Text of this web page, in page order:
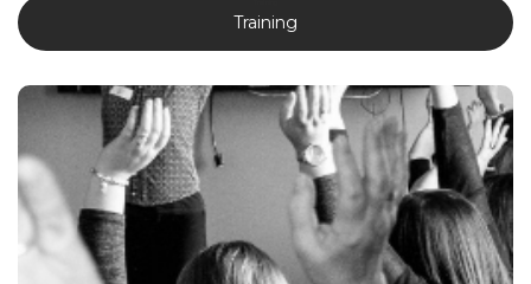
Training
Aan de hand van (digitale) workshops en trainingen, e-learning
en (blended) learning journeys gaan we dieper in op één of
meerdere thema’s met behulp van theoretische en
wetenschappelijke inzichten, praktijkvoorbeelden en hands-on
oefeningen.